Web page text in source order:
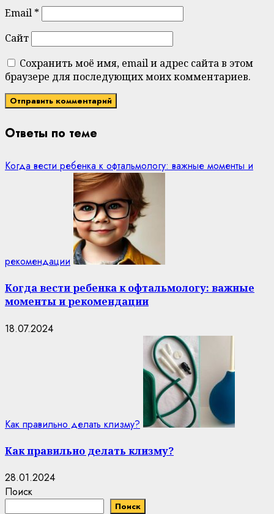
Email *
Сайт
Сохранить моё имя, email и адрес сайта в этом
браузере для последующих моих комментариев.
Ответы по теме
Когда вести ребенка к офтальмологу: важные моменты и
рекомендации
Когда вести ребенка к офтальмологу: важные
моменты и рекомендации
18.07.2024
Как правильно делать клизму?
Как правильно делать клизму?
28.01.2024
Поиск
Поиск